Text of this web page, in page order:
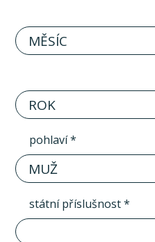
MĚSÍC
ROK
pohlaví *
MUŽ
státní příslušnost *